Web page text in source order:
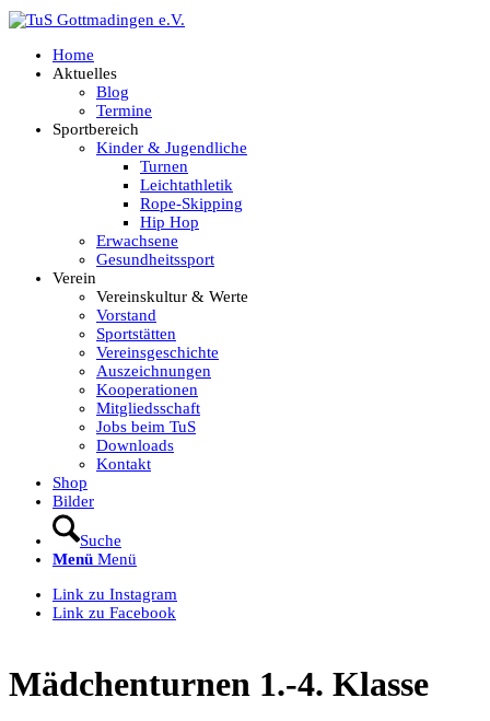
Home
Aktuelles
Blog
Termine
Sportbereich
Kinder & Jugendliche
Turnen
Leichtathletik
Rope-Skipping
Hip Hop
Erwachsene
Gesundheitssport
Verein
Vereinskultur & Werte
Vorstand
Sportstätten
Vereinsgeschichte
Auszeichnungen
Kooperationen
Mitgliedsschaft
Jobs beim TuS
Downloads
Kontakt
Shop
Bilder
Suche
Menü Menü
Link zu Instagram
Link zu Facebook
Mädchenturnen 1.-4. Klasse